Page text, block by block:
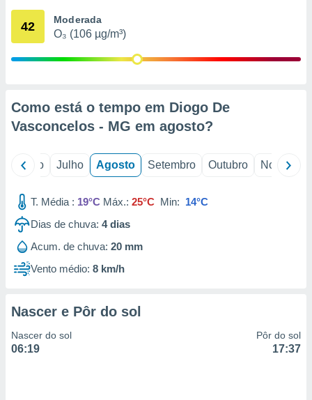
através
1199
42 Moderada
O₃ (106 µg/m³)
Como está o tempo em Diogo De
Vasconcelos - MG em agosto?
Junho Julho Agosto Setembro Outubro Novembro
T. Média : 19°C Máx.: 25°C Min: 14°C
Dias de chuva: 4dias
Acum. de chuva: 20 mm
Vento médio: 8 km/h
Nascer e Pôr do sol
Nascer do sol
06:19
Pôr do sol
17:37